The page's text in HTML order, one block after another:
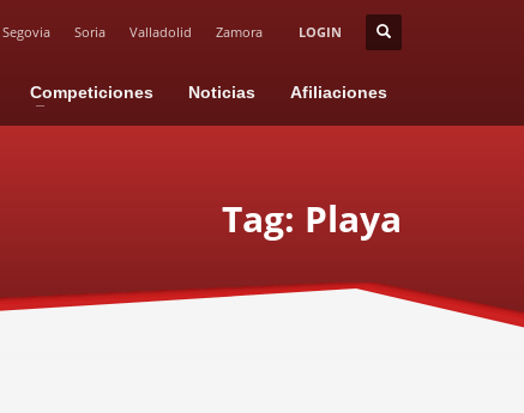
Segovia Soria Valladolid Zamora LOGIN
Competiciones Noticias Afiliaciones
Tag: Playa